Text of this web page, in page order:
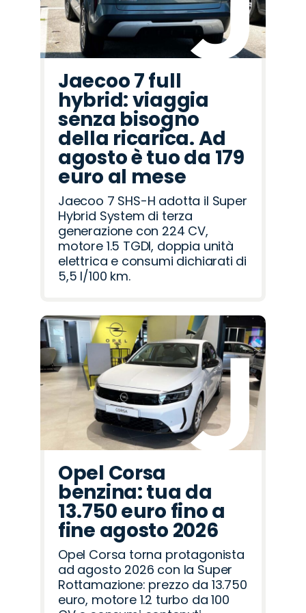
Jaecoo 7 full
hybrid: viaggia
senza bisogno
della ricarica. Ad
agosto è tuo da 179
euro al mese
Jaecoo 7 SHS-H adotta il Super
Hybrid System di terza
generazione con 224 CV,
motore 1.5 TGDI, doppia unità
elettrica e consumi dichiarati di
5,5 l/100 km.
Opel Corsa
benzina: tua da
13.750 euro fino a
fine agosto 2026
Opel Corsa torna protagonista
ad agosto 2026 con la Super
Rottamazione: prezzo da 13.750
euro, motore 1.2 turbo da 100